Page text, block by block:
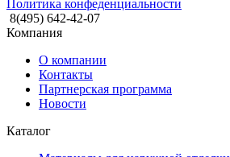
Политика конфеденциальности
8(495) 642-42-07
Компания
О компании
Контакты
Партнерская программа
Новости
Каталог